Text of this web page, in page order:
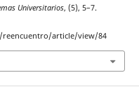
Universitarios, (5), 5–7.
article/view/84